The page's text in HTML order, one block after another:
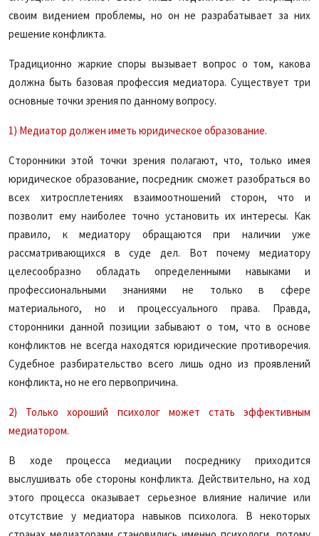
своим видением проблемы, но он не разрабатывает за них
решение конфликта.
Традиционно жаркие споры вызывает вопрос о том, какова
должна быть базовая профессия медиатора. Существует три
основные точки зрения по данному вопросу.
1) Медиатор должен иметь юридическое образование.
Сторонники этой точки зрения полагают, что, только имея
юридическое образование, посредник сможет разобраться во
всех хитросплетениях взаимоотношений сторон, что и
позволит ему наиболее точно установить их интересы. Как
правило, к медиатору обращаются при наличии уже
рассматривающихся в суде дел. Вот почему медиатору
целесообразно обладать определенными навыками и
профессиональными знаниями не только в сфере
материального, но и процессуального права. Правда,
сторонники данной позиции забывают о том, что в основе
конфликтов не всегда находятся юридические противоречия.
Судебное разбирательство всего лишь одно из проявлений
конфликта, но не его первопричина.
2) Только хороший психолог может стать эффективным
медиатором.
В ходе процесса медиации посреднику приходится
выслушивать обе стороны конфликта. Действительно, на ход
этого процесса оказывает серьезное влияние наличие или
отсутствие у медиатора навыков психолога. В некоторых